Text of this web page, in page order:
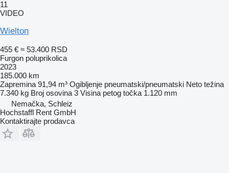
11
VIDEO
Wielton
455 € ≈ 53.400 RSD
Furgon poluprikolica
2023
185.000 km
Zapremina 91,94 m³ Ogibljenje pneumatski/pneumatski Neto težina
7.340 kg Broj osovina 3 Visina petog točka 1.120 mm
Nemačka, Schleiz
Hochstaffl Rent GmbH
Kontaktirajte prodavca